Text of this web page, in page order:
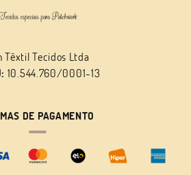
Têxtil Tecidos Ltda
10.544.760/0001-13
DE PAGAMENTO